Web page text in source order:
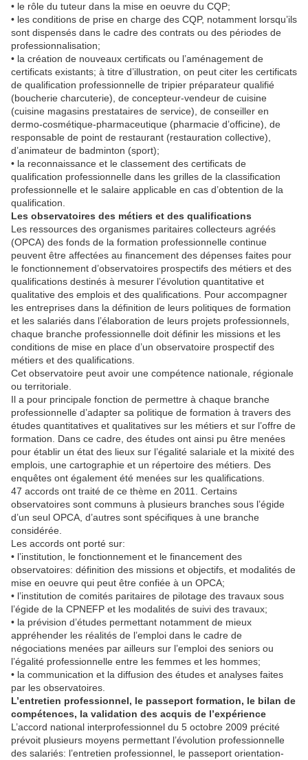
• le rôle du tuteur dans la mise en oeuvre du CQP;
• les conditions de prise en charge des CQP, notamment lorsqu’ils
sont dispensés dans le cadre des contrats ou des périodes de
professionnalisation;
• la création de nouveaux certificats ou l’aménagement de
certificats existants; à titre d’illustration, on peut citer les certificats
de qualification professionnelle de tripier préparateur qualifié
(boucherie charcuterie), de concepteur-vendeur de cuisine
(cuisine magasins prestataires de service), de conseiller en
dermo-cosmétique-pharmaceutique (pharmacie d’officine), de
responsable de point de restaurant (restauration collective),
d’animateur de badminton (sport);
• la reconnaissance et le classement des certificats de
qualification professionnelle dans les grilles de la classification
professionnelle et le salaire applicable en cas d’obtention de la
qualification.
Les observatoires des métiers et des qualifications
Les ressources des organismes paritaires collecteurs agréés
(OPCA) des fonds de la formation professionnelle continue
peuvent être affectées au financement des dépenses faites pour
le fonctionnement d’observatoires prospectifs des métiers et des
qualifications destinés à mesurer l’évolution quantitative et
qualitative des emplois et des qualifications. Pour accompagner
les entreprises dans la définition de leurs politiques de formation
et les salariés dans l’élaboration de leurs projets professionnels,
chaque branche professionnelle doit définir les missions et les
conditions de mise en place d’un observatoire prospectif des
métiers et des qualifications.
Cet observatoire peut avoir une compétence nationale, régionale
ou territoriale.
Il a pour principale fonction de permettre à chaque branche
professionnelle d’adapter sa politique de formation à travers des
études quantitatives et qualitatives sur les métiers et sur l’offre de
formation. Dans ce cadre, des études ont ainsi pu être menées
pour établir un état des lieux sur l’égalité salariale et la mixité des
emplois, une cartographie et un répertoire des métiers. Des
enquêtes ont également été menées sur les qualifications.
47 accords ont traité de ce thème en 2011. Certains
observatoires sont communs à plusieurs branches sous l’égide
d’un seul OPCA, d’autres sont spécifiques à une branche
considérée.
Les accords ont porté sur:
• l’institution, le fonctionnement et le financement des
observatoires: définition des missions et objectifs, et modalités de
mise en oeuvre qui peut être confiée à un OPCA;
• l’institution de comités paritaires de pilotage des travaux sous
l’égide de la CPNEFP et les modalités de suivi des travaux;
• la prévision d’études permettant notamment de mieux
appréhender les réalités de l’emploi dans le cadre de
négociations menées par ailleurs sur l’emploi des seniors ou
l’égalité professionnelle entre les femmes et les hommes;
• la communication et la diffusion des études et analyses faites
par les observatoires.
L’entretien professionnel, le passeport formation, le bilan de
compétences, la validation des acquis de l’expérience
L’accord national interprofessionnel du 5 octobre 2009 précité
prévoit plusieurs moyens permettant l’évolution professionnelle
des salariés: l’entretien professionnel, le passeport orientation-